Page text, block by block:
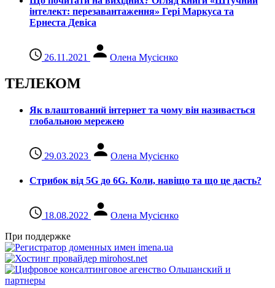
інтелект: перезавантаження» Гері Маркуса та
Ернеста Девіса
26.11.2021 Олена Мусієнко
ТЕЛЕКОМ
Як влаштований інтернет та чому він називається
глобальною мережею
29.03.2023 Олена Мусієнко
Стрибок від 5G до 6G. Коли, навіщо та що це даcть?
18.08.2022
Олена Мусієнко
При поддержке